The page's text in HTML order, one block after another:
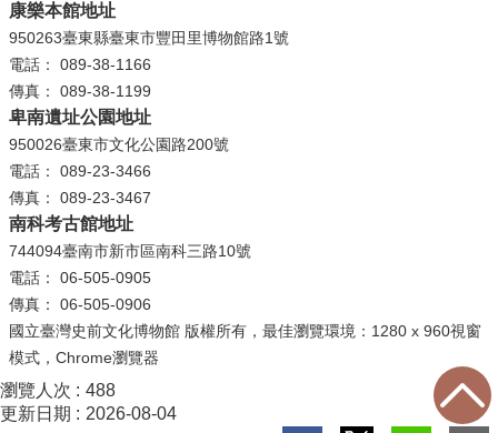
資
訊
安
全
宣
告
為
民
服
務
白
皮
書
政
康樂本館地址
950263臺東縣臺東市豐田里博物館路1號
電話： 089-38-1166
傳真： 089-38-1199
卑南遺址公園地址
950026臺東市文化公園路200號
電話： 089-23-3466
傳真： 089-23-3467
南科考古館地址
744094臺南市新市區南科三路10號
電話： 06-505-0905
傳真： 06-505-0906
國立臺灣史前文化博物館 版權所有，最佳瀏覽環境：1280 x 960視窗
模式，Chrome瀏覽器
瀏覽人次
488
更新日期
2026-08-04